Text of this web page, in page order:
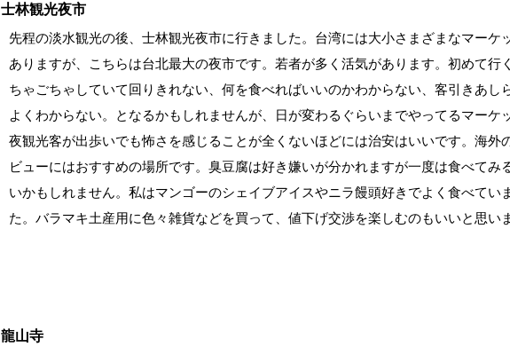
士林観光夜市
先程の淡水観光の後、士林観光夜市に行きました。台湾には大小さまざまなマーケ
ありますが、こちらは台北最大の夜市です。若者が多く活気があります。初めて行
ちゃごちゃしていて回りきれない、何を食べればいいのかわからない、客引きあし
よくわからない。となるかもしれませんが、日が変わるぐらいまでやってるマーケ
夜観光客が出歩いでも怖さを感じることが全くないほどには治安はいいです。海外
ビューにはおすすめの場所です。臭豆腐は好き嫌いが分かれますが一度は食べてみ
いかもしれません。私はマンゴーのシェイブアイスやニラ饅頭好きでよく食べてい
た。バラマキ土産用に色々雑貨などを買って、値下げ交渉を楽しむのもいいと思い
龍山寺